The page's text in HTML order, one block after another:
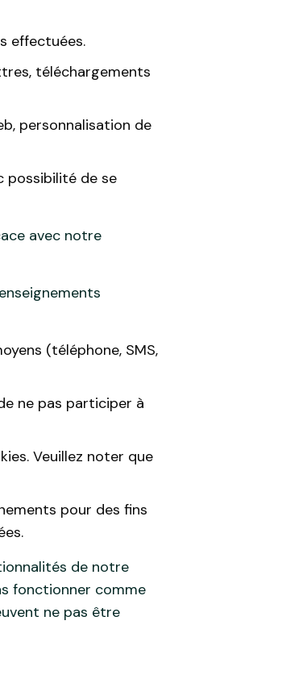
effectuées.
téléchargements
personnalisation de
possibilité de se
avec notre
(téléphone, SMS,
ne pas participer à
Veuillez noter que
pour des fins
de notre
fonctionner comme
ne pas être